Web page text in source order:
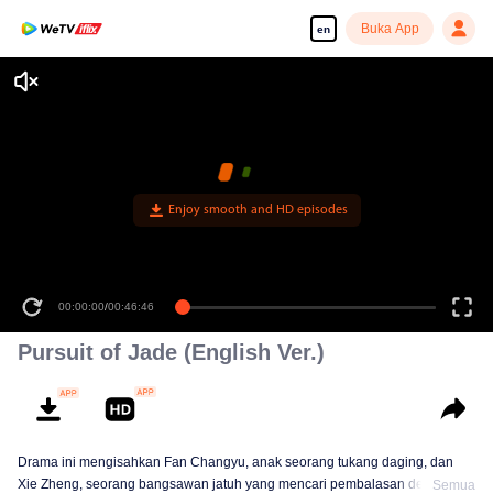
en Buka App
Enjoy smooth and HD episodes
00:00:00/00:46:46
Pursuit of Jade (English Ver.)
Drama ini mengisahkan Fan Changyu, anak seorang tukang daging, dan
Xie Zheng, seorang bangsawan jatuh yang mencari pembalasan dendam.
Semua